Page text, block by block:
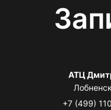
АТЦ
+7 (499)